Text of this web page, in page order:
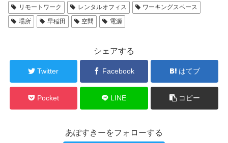
リモートワーク
レンタルオフィス
ワーキングスペース
場所
早稲田 空間 電源
シェアする
Twitter Facebook はてブ
Pocket LINE コピー
あぽすきーをフォローする